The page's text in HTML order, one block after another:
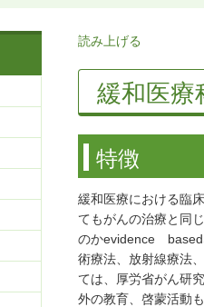
読み上げる
緩和医療
特徴
緩和医療における臨
てもがんの治療と同
のかevidence based
術療法、放射線療法
ては、厚労省がん研
外の教育、啓蒙活動